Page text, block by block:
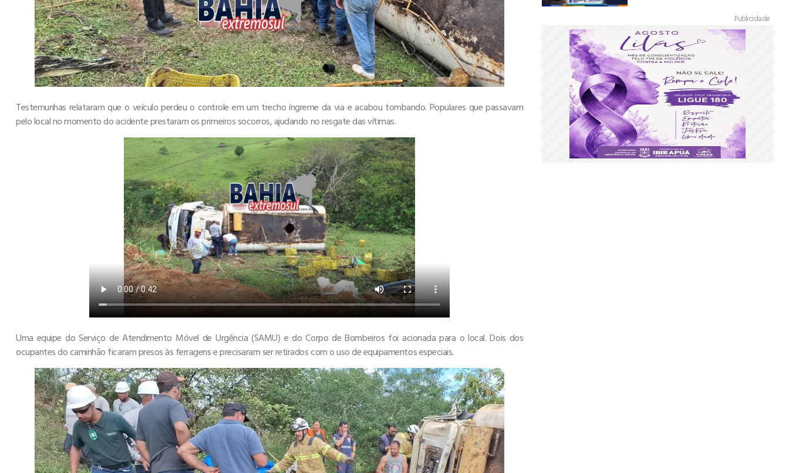
Testemunhas relataram que o veículo perdeu o controle em um trecho íngreme da via e acabou tombando. Populares que passavam
pelo local no momento do acidente prestaram os primeiros socorros, ajudando no resgate das vítimas.
Uma equipe do Serviço de Atendimento Móvel de Urgência (SAMU) e do Corpo de Bombeiros foi acionada para o local. Dois dos
ocupantes do caminhão ficaram presos às ferragens e precisaram ser retirados com o uso de equipamentos especiais.
Publicidade